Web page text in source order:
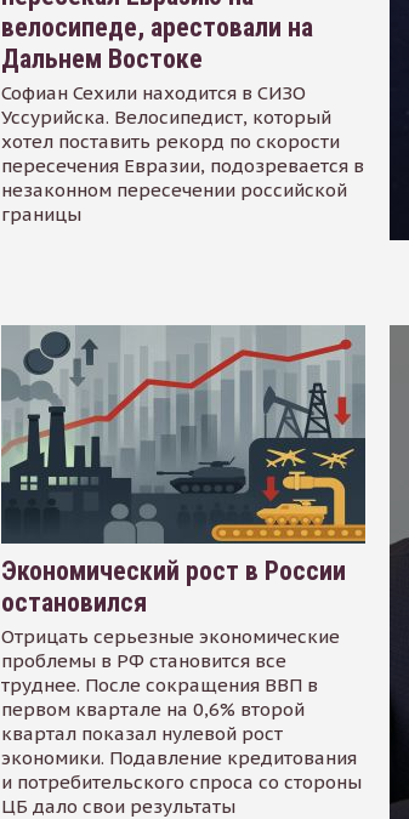
велосипеде, арестовали на
Дальнем Востоке
Софиан Сехили находится в СИЗО
Уссурийска. Велосипедист, который
хотел поставить рекорд по скорости
пересечения Евразии, подозревается в
незаконном пересечении российской
границы
Экономический рост в России
остановился
Отрицать серьезные экономические
проблемы в РФ становится все
труднее. После сокращения ВВП в
первом квартале на 0,6% второй
квартал показал нулевой рост
экономики. Подавление кредитования
и потребительского спроса со стороны
ЦБ дало свои результаты